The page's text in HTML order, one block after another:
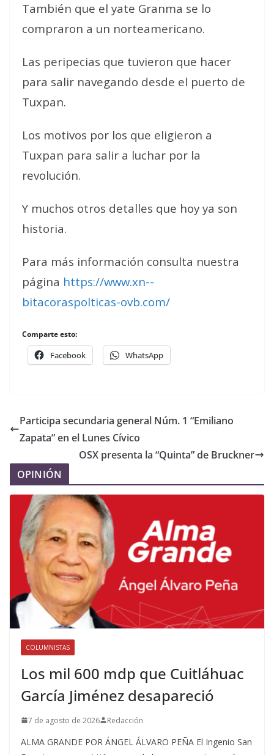
También que el yate Granma se lo
compraron a un norteamericano.
Las peripecias que tuvieron que hacer
para salir navegando desde el puerto de
Tuxpan.
Los motivos por los que eligieron a
Tuxpan para salir a luchar por la
revolución.
Y muchos otros detalles que hoy ya son
historia.
Para más información consulta nuestra
página https://www.xn--
bitacoraspolticas-ovb.com/
Comparte esto:
Facebook WhatsApp
Participa secundaria general Núm. 1 “Emiliano
Zapata” en el Lunes Cívico
OSX presenta la “Quinta” de Bruckner
OPINIÓN
COLUMNISTAS
Los mil 600 mdp que Cuitláhuac
García Jiménez desapareció
7 de agosto de 2026 Redacción
ALMA GRANDE POR ÁNGEL ÁLVARO PEÑA El Ingenio San